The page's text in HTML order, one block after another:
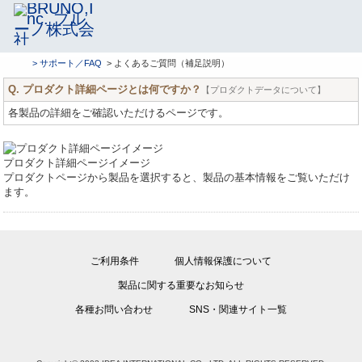
> サポート／FAQ > よくあるご質問（補足説明）
Q. プロダクト詳細ページとは何ですか？ 【プロダクトデータについて】
各製品の詳細をご確認いただけるページです。
プロダクト詳細ページイメージ
プロダクトページから製品を選択すると、製品の基本情報をご覧いただけ
ます。
ご利用条件 個人情報保護について
製品に関する重要なお知らせ
各種お問い合わせ SNS・関連サイト一覧